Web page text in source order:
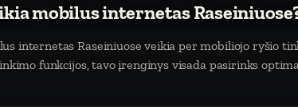
mobilus internetas
internetas Raseiniuose veikia per mobiliojo ryšio
funkcijos, tavo įrenginys visada pasirinks